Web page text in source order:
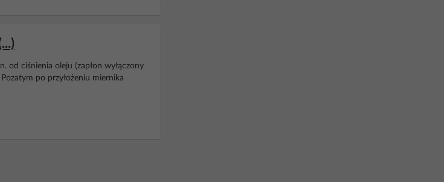
od ciśnienia oleju (zapłon wyłączony
po przyłożeniu miernika